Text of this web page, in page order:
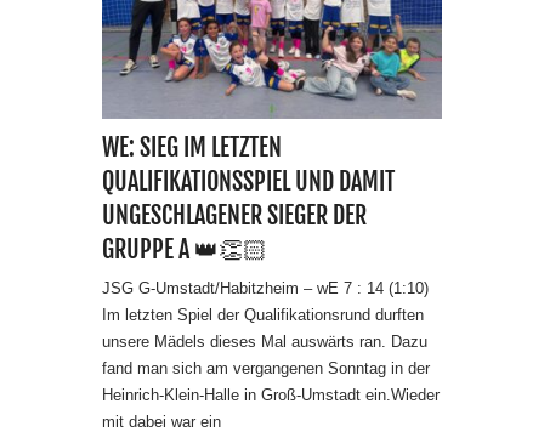
WE: SIEG IM LETZTEN
QUALIFIKATIONSSPIEL UND DAMIT
UNGESCHLAGENER SIEGER DER
GRUPPE A 👑👏🏻
JSG G-Umstadt/Habitzheim – wE 7 : 14 (1:10)
Im letzten Spiel der Qualifikationsrund durften
unsere Mädels dieses Mal auswärts ran. Dazu
fand man sich am vergangenen Sonntag in der
Heinrich-Klein-Halle in Groß-Umstadt ein.Wieder
mit dabei war ein